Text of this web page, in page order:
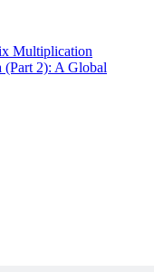
Multiplication
(Part 2): A Global